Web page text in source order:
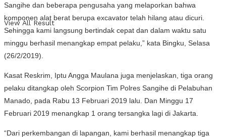
View All Result
Sangihe dan beberapa pengusaha yang melaporkan bahwa
komponen alat berat berupa excavator telah hilang atau dicuri.
Sehingga kami langsung bertindak cepat dan dalam waktu satu
minggu berhasil menangkap empat pelaku,” kata Bingku, Selasa
(26/2/2019).
Kasat Reskrim, Iptu Angga Maulana juga menjelaskan, tiga orang
pelaku ditangkap oleh Scorpion Tim Polres Sangihe di Pelabuhan
Manado, pada Rabu 13 Februari 2019 lalu. Dan Minggu 17
Februari 2019 menangkap 1 orang tersangka lagi di Jakarta.
“Dari perkembangan di lapangan, kami berhasil menangkap tiga